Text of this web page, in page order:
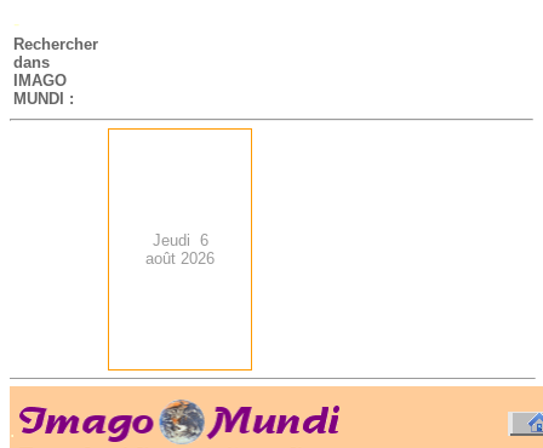
-
Rechercher
dans
IMAGO
MUNDI :
Jeudi 6
août 2026
.